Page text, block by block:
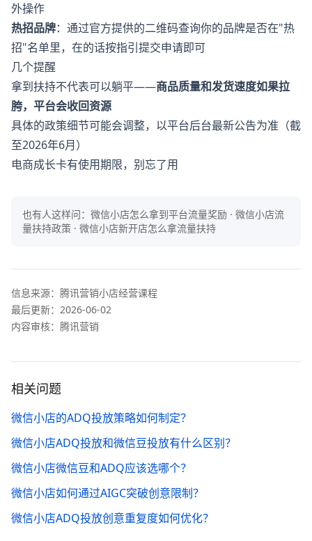
外操作
热招品牌：通过官方提供的二维码查询你的品牌是否在"热
招"名单里，在的话按指引提交申请即可
几个提醒
拿到扶持不代表可以躺平——商品质量和发货速度如果拉
胯，平台会收回资源
具体的政策细节可能会调整，以平台后台最新公告为准（截
至2026年6月）
电商成长卡有使用期限，别忘了用
也有人这样问： 微信小店怎么拿到平台流量奖励 · 微信小店流
量扶持政策 · 微信小店新开店怎么拿流量扶持
信息来源： 腾讯营销小店经营课程
最后更新： 2026-06-02
内容审核：腾讯营销
相关问题
微信小店的ADQ投放策略如何制定？
微信小店ADQ投放和微信豆投放有什么区别？
微信小店微信豆和ADQ应该选哪个？
微信小店如何通过AIGC突破创意限制？
微信小店ADQ投放创意重复度如何优化？